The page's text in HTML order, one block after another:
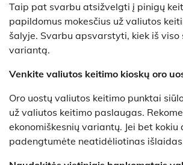
Taip pat svarbu atsižvelgti į pinigų
papildomus mokesčius už valiutos
šalyje. Svarbu apsvarstyti, kiek iš
variantą.
Venkite valiutos keitimo kioskų oro
Oro uostų valiutos keitimo punktai
už valiutos keitimo paslaugas.
ekonomiškesnių variantų. Jei bet
padengtumėte neatidėliotinas